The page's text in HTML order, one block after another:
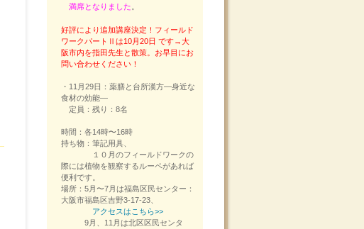
満席となりました
好評により追加講座決定！フィールド
ワークパートⅡは10月20日 です→大
阪市内を指田先生と散策。お早目にお
問い合わせください！
・11月29日：薬膳と台所漢方―身近な
食材の効能―
定員：残り：8名
時間：各14時〜16時
持ち物：筆記用具、
１０月のフィールドワークの
際には植物を観察するルーペがあれば
便利です。
場所：5月〜7月は福島区民センター：
大阪市福島区吉野3-17-23、
アクセスはこちら>>
9月、11月は北区区民センタ